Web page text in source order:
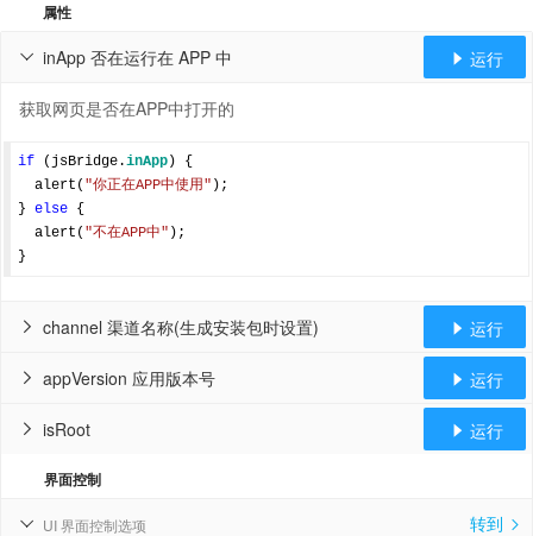
属性
inApp 否在运行在 APP 中
  运行
获取网页是否在APP中打开的
if (jsBridge.inApp ) {
  alert(
"你正在APP中使用" );
} else {
  alert(
"不在APP中" );
channel 渠道名称(生成安装包时设置)
  运行
appVersion 应用版本号
  运行
isRoot
  运行
界面控制
UI 界面控制选项
 转到 